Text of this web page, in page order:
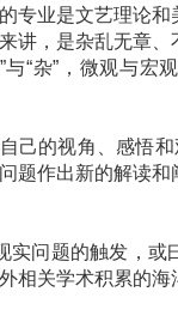
专业是文艺理论
讲，是杂乱无章
“杂”，微观与宏
的视角、感悟和
题作出新的解读
问题的触发，或
相关学术积累的